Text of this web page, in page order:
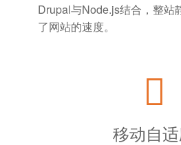
Drupal与Node.js结合，整站
了网站的速度。
移动自